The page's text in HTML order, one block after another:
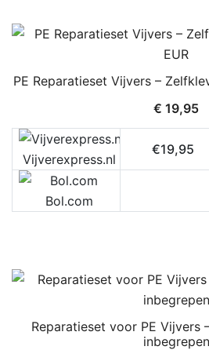
PE Reparatieset Vijvers –
€ 19,95
Vijverexpress.nl
€19,95
Bol.com
Reparatieset voor PE Vijvers
inbegrepen